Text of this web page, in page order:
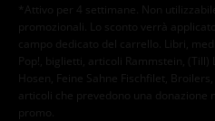
*Attivo per 4 settimane. Non
promozionali. Lo sconto verrà
campo dedicato del carrello. Libri,
Pop!, biglietti, articoli Rammstein,
Hosen, Feine Sahne Fischfilet,
articoli che prevedono una donazione
promo.